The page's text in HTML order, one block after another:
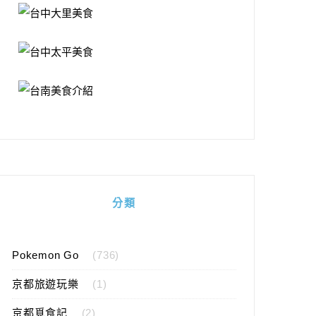
分類
Pokemon Go (736)
京都旅遊玩樂 (1)
京都覓食記 (2)